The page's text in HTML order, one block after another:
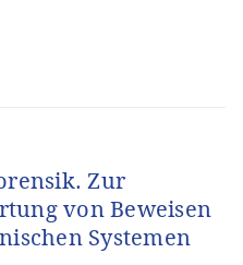
Zur
von Beweisen
Systemen